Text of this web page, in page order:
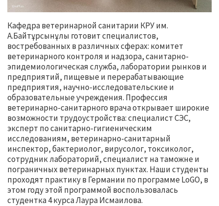
Кафедра ветеринарной санитарии КРУ им.
А.Байтұрсынұлы готовит специалистов,
востребованных в различных сферах: комитет
ветеринарного контроля и надзора, санитарно-
эпидемиологическая служба, лаборатории рынков и
предприятий, пищевые и перерабатывающие
предприятия, научно-исследовательские и
образовательные учреждения. Профессия
ветеринарно-санитарного врача открывает широкие
возможности трудоустройства: специалист СЭС,
эксперт по санитарно-гигиеническим
исследованиям, ветеринарно-санитарный
инспектор, бактериолог, вирусолог, токсиколог,
сотрудник лабораторий, специалист на таможне и
пограничных ветеринарных пунктах. Наши студенты
проходят практику в Германии по программе LoGO, в
этом году этой программой воспользовалась
студентка 4 курса Лаура Исмаилова.